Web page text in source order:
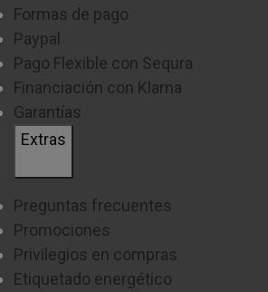
Formas de pago
Paypal
Pago Flexible con Sequra
Financiación con Klarna
Garantías
Extras
Preguntas frecuentes
Promociones
Privilegios en compras
Etiquetado energético